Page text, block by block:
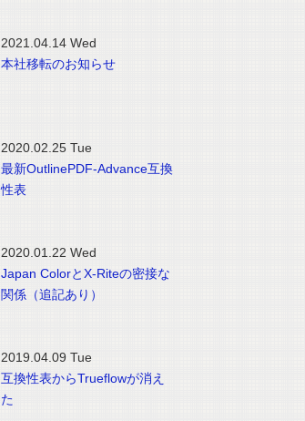
2021.04.14 Wed
本社移転のお知らせ
2020.02.25 Tue
最新OutlinePDF-Advance互換
性表
2020.01.22 Wed
Japan ColorとX-Riteの密接な
関係（追記あり）
2019.04.09 Tue
互換性表からTrueflowが消え
た